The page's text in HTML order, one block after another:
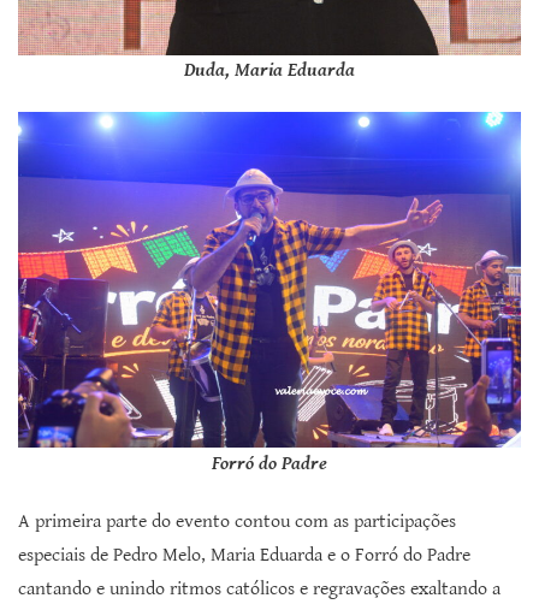
Duda, Maria Eduarda
Forró do Padre
A primeira parte do evento contou com as participações
especiais de Pedro Melo, Maria Eduarda e o Forró do Padre
cantando e unindo ritmos católicos e regravações exaltando a